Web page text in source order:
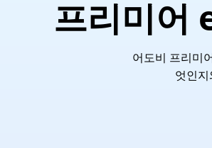
프로 무료
Mac 데이터 복구
macOS에서 삭제된 파일 복구
4DDiG File Repair
Windows용 간편 디스크 관리
Disk Copy
디스크 또는 파티션 복제
NEW
가이드, 라이선스, 문
구독 업데이트
최신 업데이트
프리미어
어도비 프리미
엇인